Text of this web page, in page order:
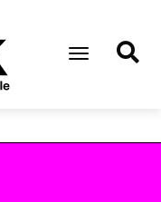
Toggle